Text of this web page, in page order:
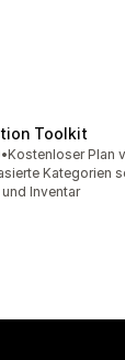
Toolkit
Sternen
insgesamt
•Kostenloser Plan
Kategorien
Inventar